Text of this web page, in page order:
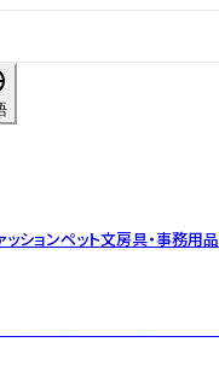
ッションペット文房具・事務用品